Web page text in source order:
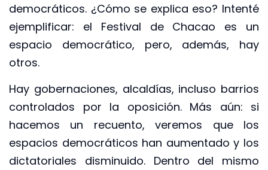
democráticos. ¿Cómo se explica eso? Intenté
ejemplificar: el Festival de Chacao es un
espacio democrático, pero, además, hay
otros.
Hay gobernaciones, alcaldías, incluso barrios
controlados por la oposición. Más aún: si
hacemos un recuento, veremos que los
espacios democráticos han aumentado y los
dictatoriales disminuido. Dentro del mismo